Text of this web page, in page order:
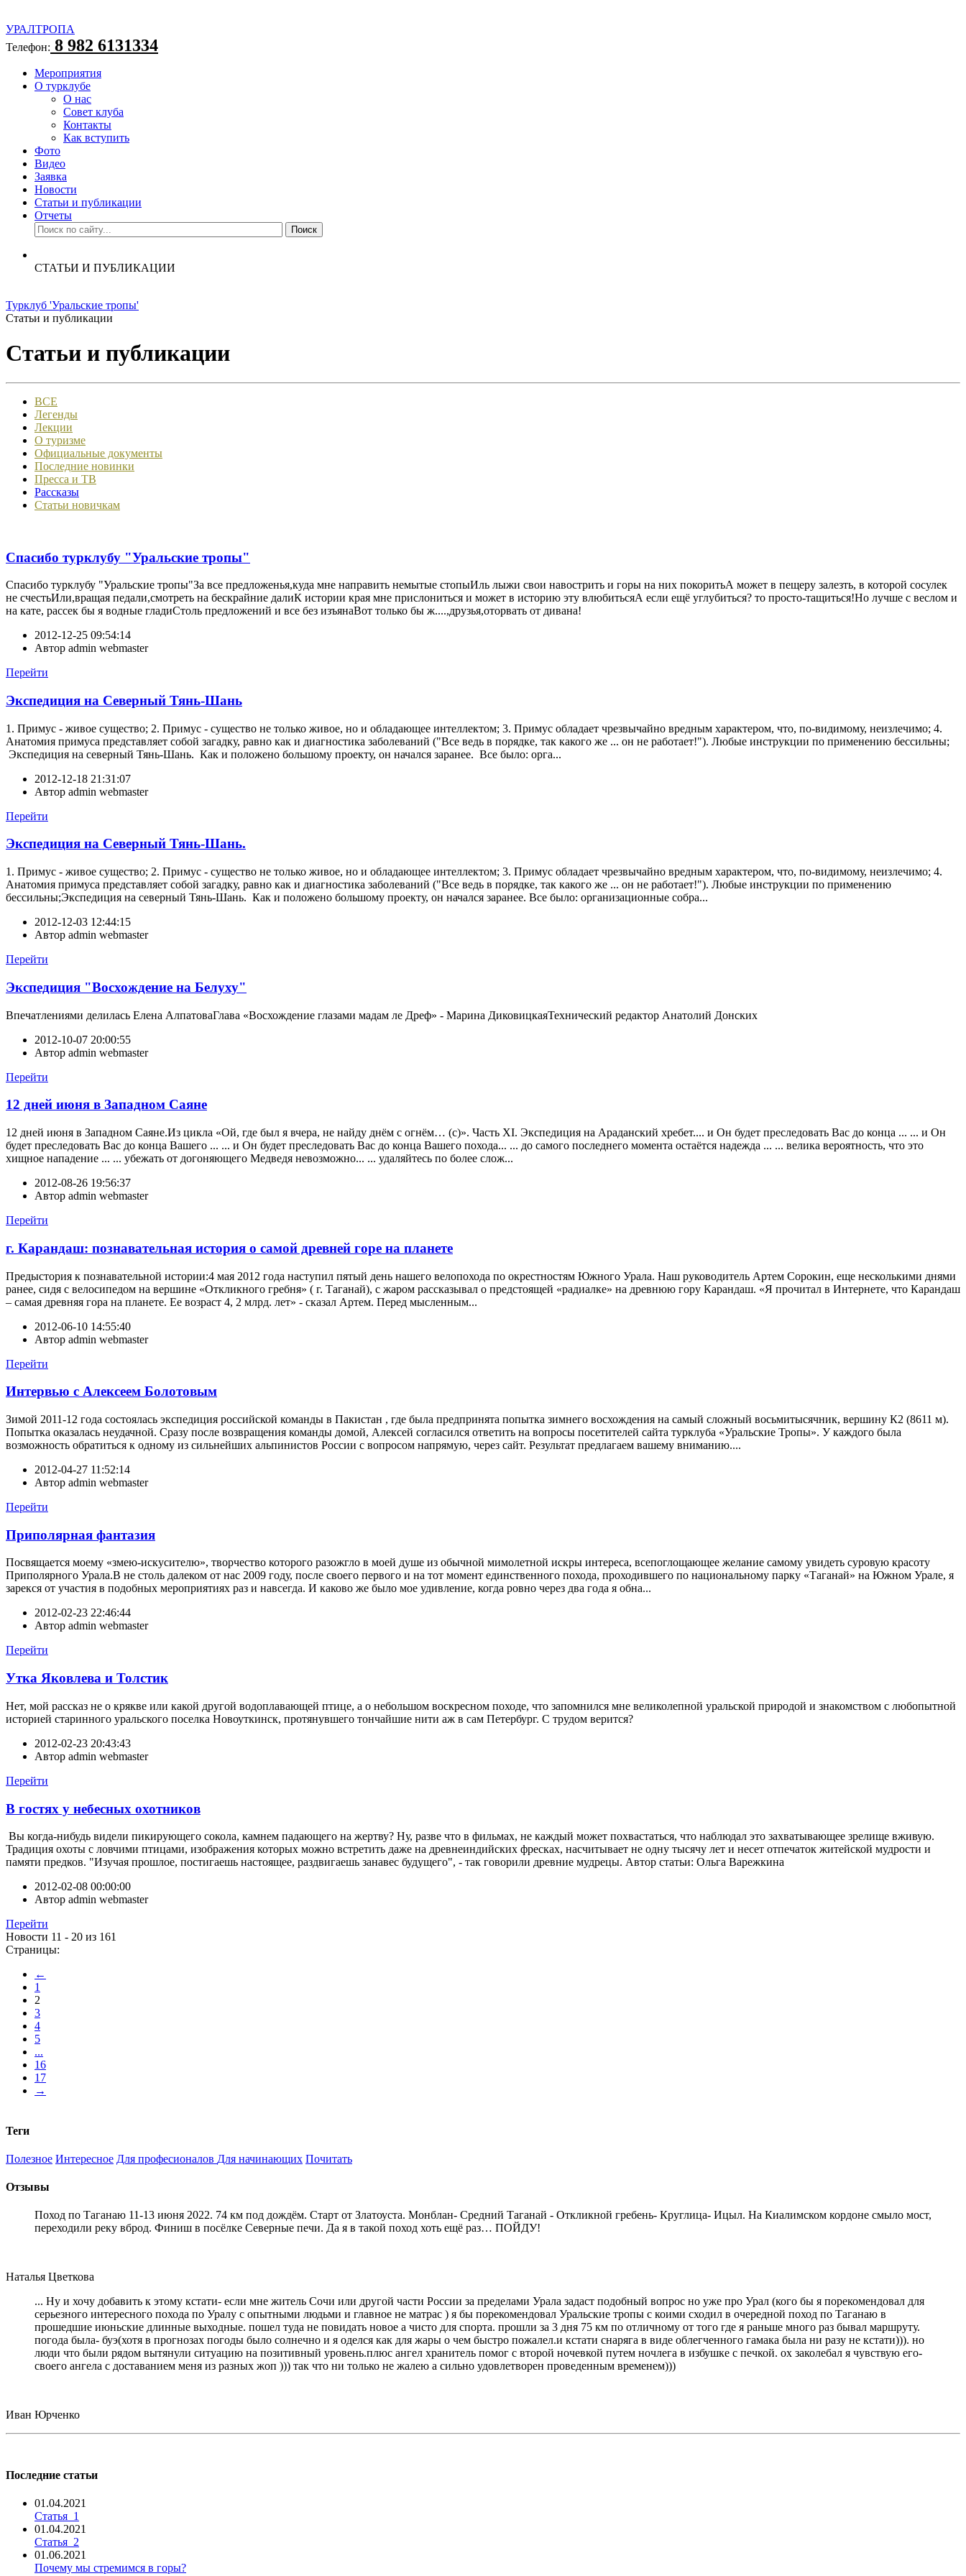
УРАЛТРОПА
Телефон: 8 982 6131334
Мероприятия
О турклубе
О нас
Совет клуба
Контакты
Как вступить
Фото
Видео
Заявка
Новости
Статьи и публикации
Отчеты
СТАТЬИ И ПУБЛИКАЦИИ
Турклуб 'Уральские тропы'
Статьи и публикации
Статьи и публикации
ВСЕ
Легенды
Лекции
О туризме
Официальные документы
Последние новинки
Пресса и ТВ
Рассказы
Статьи новичкам
Спасибо турклубу "Уральские тропы"
Спасибо турклубу "Уральские тропы"За все предложенья,куда мне направить немытые стопыИль лыжи свои навострить и горы на них покоритьА может в пещеру залезть, в которой сосулек
не счестьИли,вращая педали,смотреть на бескрайние далиК истории края мне прислониться и может в историю эту влюбитьсяА если ещё углубиться? то просто-тащиться!Но лучше с веслом и
на кате, рассек бы я водные гладиСтоль предложений и все без изъянаВот только бы ж....,друзья,оторвать от дивана!
2012-12-25 09:54:14
Автор admin webmaster
Перейти
Экспедиция на Северный Тянь-Шань
1. Примус - живое существо; 2. Примус - существо не только живое, но и обладающее интеллектом; 3. Примус обладает чрезвычайно вредным характером, что, по-видимому, неизлечимо; 4.
Анатомия примуса представляет собой загадку, равно как и диагностика заболеваний ("Все ведь в порядке, так какого же ... он не работает!"). Любые инструкции по применению бессильны;
Экспедиция на северный Тянь-Шань. Как и положено большому проекту, он начался заранее. Все было: орга...
2012-12-18 21:31:07
Автор admin webmaster
Перейти
Экспедиция на Северный Тянь-Шань.
1. Примус - живое существо; 2. Примус - существо не только живое, но и обладающее интеллектом; 3. Примус обладает чрезвычайно вредным характером, что, по-видимому, неизлечимо; 4.
Анатомия примуса представляет собой загадку, равно как и диагностика заболеваний ("Все ведь в порядке, так какого же ... он не работает!"). Любые инструкции по применению
бессильны;Экспедиция на северный Тянь-Шань. Как и положено большому проекту, он начался заранее. Все было: организационные собра...
2012-12-03 12:44:15
Автор admin webmaster
Перейти
Экспедиция "Восхождение на Белуху"
Впечатлениями делилась Елена АлпатоваГлава «Восхождение глазами мадам ле Дреф» - Марина ДиковицкаяТехнический редактор Анатолий Донских
2012-10-07 20:00:55
Автор admin webmaster
Перейти
12 дней июня в Западном Саяне
12 дней июня в Западном Саяне.Из цикла «Ой, где был я вчера, не найду днём с огнём… (с)». Часть XI. Экспедиция на Араданский хребет.... и Он будет преследовать Вас до конца ... ... и Он
будет преследовать Вас до конца Вашего ... ... и Он будет преследовать Вас до конца Вашего похода... ... до самого последнего момента остаётся надежда ... ... велика вероятность, что это
хищное нападение ... ... убежать от догоняющего Медведя невозможно... ... удаляйтесь по более слож...
2012-08-26 19:56:37
Автор admin webmaster
Перейти
г. Карандаш: познавательная история о самой древней горе на планете
Предыстория к познавательной истории:4 мая 2012 года наступил пятый день нашего велопохода по окрестностям Южного Урала. Наш руководитель Артем Сорокин, еще несколькими днями
ранее, сидя с велосипедом на вершине «Откликного гребня» ( г. Таганай), с жаром рассказывал о предстоящей «радиалке» на древнюю гору Карандаш. «Я прочитал в Интернете, что Карандаш
– самая древняя гора на планете. Ее возраст 4, 2 млрд. лет» - сказал Артем. Перед мысленным...
2012-06-10 14:55:40
Автор admin webmaster
Перейти
Интервью с Алексеем Болотовым
Зимой 2011-12 года состоялась экспедиция российской команды в Пакистан , где была предпринята попытка зимнего восхождения на самый сложный восьмитысячник, вершину К2 (8611 м).
Попытка оказалась неудачной. Сразу после возвращения команды домой, Алексей согласился ответить на вопросы посетителей сайта турклуба «Уральские Тропы». У каждого была
возможность обратиться к одному из сильнейших альпинистов России с вопросом напрямую, через сайт. Результат предлагаем вашему вниманию....
2012-04-27 11:52:14
Автор admin webmaster
Перейти
Приполярная фантазия
Посвящается моему «змею-искусителю», творчество которого разожгло в моей душе из обычной мимолетной искры интереса, всепоглощающее желание самому увидеть суровую красоту
Приполярного Урала.В не столь далеком от нас 2009 году, после своего первого и на тот момент единственного похода, проходившего по национальному парку «Таганай» на Южном Урале, я
зарекся от участия в подобных мероприятиях раз и навсегда. И каково же было мое удивление, когда ровно через два года я обна...
2012-02-23 22:46:44
Автор admin webmaster
Перейти
Утка Яковлева и Толстик
Нет, мой рассказ не о крякве или какой другой водоплавающей птице, а о небольшом воскресном походе, что запомнился мне великолепной уральской природой и знакомством с любопытной
историей старинного уральского поселка Новоуткинск, протянувшего тончайшие нити аж в сам Петербург. С трудом верится?
2012-02-23 20:43:43
Автор admin webmaster
Перейти
В гостях у небесных охотников
Вы когда-нибудь видели пикирующего сокола, камнем падающего на жертву? Ну, разве что в фильмах, не каждый может похвастаться, что наблюдал это захватывающее зрелище вживую.
Традиция охоты с ловчими птицами, изображения которых можно встретить даже на древнеиндийских фресках, насчитывает не одну тысячу лет и несет отпечаток житейской мудрости и
памяти предков. "Изучая прошлое, постигаешь настоящее, раздвигаешь занавес будущего", - так говорили древние мудрецы. Автор статьи: Ольга Варежкина
2012-02-08 00:00:00
Автор admin webmaster
Перейти
Новости 11 - 20 из 161
Страницы:
←
1
2
3
4
5
...
16
17
→
Теги
Полезное Интересное Для професионалов Для начинающих Почитать
Отзывы
Поход по Таганаю 11-13 июня 2022. 74 км под дождём. Старт от Златоуста. Монблан- Средний Таганай - Откликной гребень- Круглица- Ицыл. На Киалимском кордоне смыло мост,
переходили реку вброд. Финиш в посёлке Северные печи. Да я в такой поход хоть ещё раз… ПОЙДУ!
Наталья Цветкова
... Ну и хочу добавить к этому кстати- если мне житель Сочи или другой части России за пределами Урала задаст подобный вопрос но уже про Урал (кого бы я порекомендовал для
серьезного интересного похода по Уралу с опытными людьми и главное не матрас ) я бы порекомендовал Уральские тропы с коими сходил в очередной поход по Таганаю в
прошедшие июньские длинные выходные. пошел туда не повидать новое а чисто для спорта. прошли за 3 дня 75 км по отличному от того где я раньше много раз бывал маршруту.
погода была- буэ(хотя в прогнозах погоды было солнечно и я оделся как для жары о чем быстро пожалел.и кстати снаряга в виде облегченного гамака была ни разу не кстати))). но
люди что были рядом вытянули ситуацию на позитивный уровень.плюс ангел хранитель помог с второй ночевкой путем ночлега в избушке с печкой. ох заколебал я чувствую его-
своего ангела с доставанием меня из разных жоп ))) так что ни только не жалею а сильно удовлетворен проведенным временем)))
Иван Юрченко
Последние статьи
01.04.2021
Статья_1
01.04.2021
Статья_2
01.06.2021
Почему мы стремимся в горы?